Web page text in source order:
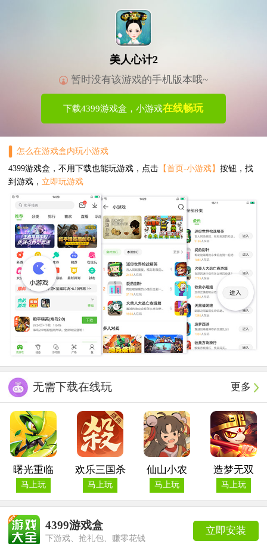
美人心计2
暂时没有该游戏的手机版本哦~
下载4399游戏盒，小游戏在线畅玩
怎么在游戏盒内玩小游戏
4399游戏盒，不用下载也能玩游戏，点击【首页-小游戏】 按钮，找
到游戏， 立即玩游戏
更多
无需下载在线玩
曙光重临
马上玩
欢乐三国杀
马上玩
仙山小农
马上玩
造梦无双
马上玩
立即安装
4399游戏盒
下游戏、抢礼包、赚零花钱